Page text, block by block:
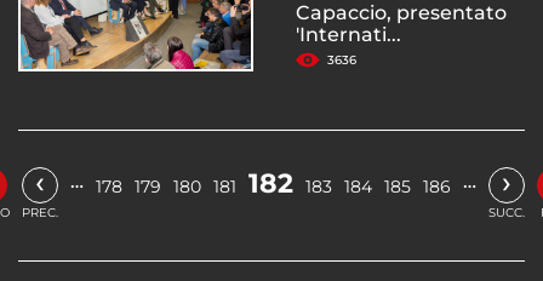
Capaccio, presentato
'Internati...
3636
‹
PREC.
… 178 179 180 181 182 183 184 185 186 … ›
SUCC.